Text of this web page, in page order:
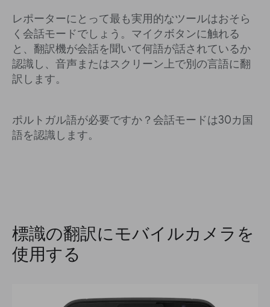
レポーターにとって最も実用的なツールはおそら
く会話モードでしょう。マイクボタンに触れる
と、翻訳機が会話を聞いて何語が話されているか
認識し、音声またはスクリーン上で別の言語に翻
訳します。
ポルトガル語が必要ですか？会話モードは30カ国
語を認識します。
標識の翻訳にモバイルカメラを
使用する